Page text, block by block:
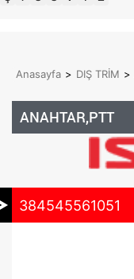
Anasayfa > DIŞ TRİM >
ANAHTAR,PTT
384545561051